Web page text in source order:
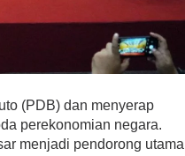
(PDB) dan menyerap
perekonomian negara.
menjadi pendorong utama